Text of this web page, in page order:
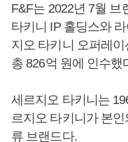
F&F는 2022년 7월 브
타키니 IP 홀딩스와
지오 타키니 오퍼레
총 826억 원에 인수했
세르지오 타키니는
르지오 타키니가 본
류 브랜드다.